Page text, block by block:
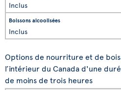
Inclus
Inclus
Options de nourriture et de
l’intérieur du Canada d'une
de moins de trois heures